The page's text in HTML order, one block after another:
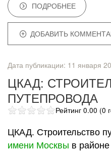
ПОДРОБНЕЕ
ДОБАВИТЬ
Дата публикации: 11 января
ЦКАД:
ПУТЕПРОВОДА
Рейтинг 0.00 (0
ЦКАД. Строительство
имени Москвы в